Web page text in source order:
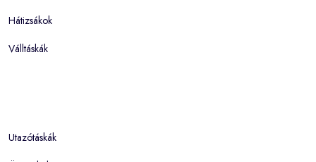
Hátizsákok
Válltáskák
Utazótáskák